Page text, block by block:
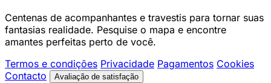
Centenas de acompanhantes e travestis para tornar suas
fantasias realidade. Pesquise o mapa e encontre
amantes perfeitas perto de você.
Termos e condições Privacidade Pagamentos Cookies
Contacto
Avaliação de satisfação